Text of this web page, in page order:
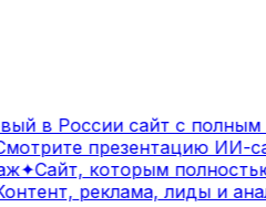
в России сайт с полным
презентацию ИИ-
✦Сайт, которым
реклама, лиды и